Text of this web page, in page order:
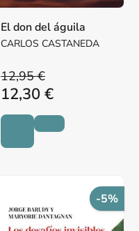
El don del águila
CARLOS CASTANEDA
12,95 €
12,30 €
-5%